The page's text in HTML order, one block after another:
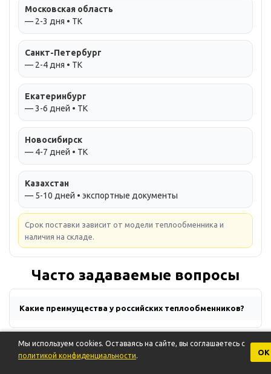
Московская область
— 2-3 дня • ТК
Санкт-Петербург
— 2-4 дня • ТК
Екатеринбург
— 3-6 дней • ТК
Новосибирск
— 4-7 дней • ТК
Казахстан
— 5-10 дней • экспортные документы
Срок поставки зависит от модели теплообменника и
наличия на складе.
Часто задаваемые вопросы
Какие преимущества у российских теплообменников?
Какие российские компании производят
теплообменники?
Мы используем cookies. Оставаясь на сайте, вы соглашаетесь с
политикой конфиденциальности. ОК